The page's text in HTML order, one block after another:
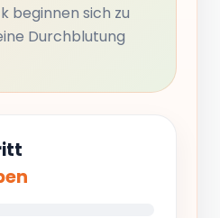
beginnen sich zu
Durchblutung